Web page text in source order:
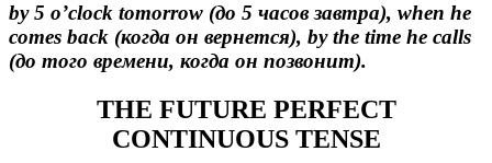
by 5 o’clock tomorrow (до 5 часов завтра), when he
comes back (когда он вернется), by the time he calls
(до того времени, когда он позвонит).
THE FUTURE PERFECT
CONTINUOUS TENSE